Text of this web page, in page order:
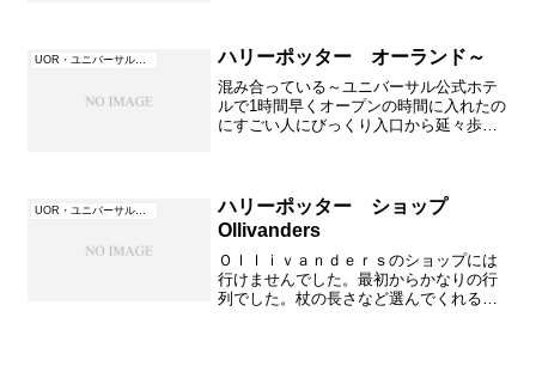
ーを早朝からめざすので...
UOR・ユニバーサル・オーランド（フロリダ） ハリーポッター オーランド～
混み合っている～ユニバーサル公式ホテ
ルで1時間早くオープンの時間に入れたの
にすごい人にびっくり入口から延々歩い
待ちやっとの入場...
ハリーポッター ショップ
Ollivanders
Ｏｌｌｉｖａｎｄｅｒｓのショップには
行けませんでした。最初からかなりの行
列でした。杖の長さなど選んでくれるの